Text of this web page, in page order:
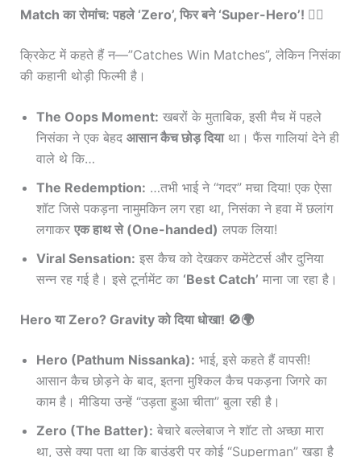
Match का रोमांच: पहले ‘Zero’, फिर बने ‘Super-Hero’! 🦸‍♂️
क्रिकेट में कहते हैं न—”Catches Win Matches”, लेकिन निसंका
की कहानी थोड़ी फिल्मी है।
The Oops Moment: खबरों के मुताबिक, इसी मैच में पहले
निसंका ने एक बेहद आसान कैच छोड़ दियाथा। फैंस गालियां देने ही
वाले थे कि…
The Redemption: …तभी भाई ने “गदर” मचा दिया! एक ऐसा
शॉट जिसे पकड़ना नामुमकिन लग रहा था, निसंका ने हवा में छलांग
लगाकर एक हाथ से (One-handed) लपक लिया!
Viral Sensation: इस कैच को देखकर कमेंटेटर्स और दुनिया
सन्न रह गई है। इसे टूर्नामेंट का ‘Best Catch’ माना जा रहा है।
Hero या Zero? Gravity को दिया धोखा! 🚫🌍
Hero (Pathum Nissanka): भाई, इसे कहते हैं वापसी!
आसान कैच छोड़ने के बाद, इतना मुश्किल कैच पकड़ना जिगरे का
काम है। मीडिया उन्हें “उड़ता हुआ चीता” बुला रही है।
Zero (The Batter): बेचारे बल्लेबाज ने शॉट तो अच्छा मारा
था, उसे क्या पता था कि बाउंड्री पर कोई “Superman” खड़ा है